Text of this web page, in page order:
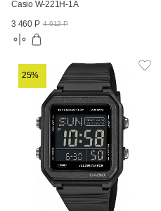
Casio W-221H-1A
3 460 Р 4 612 Р
25%